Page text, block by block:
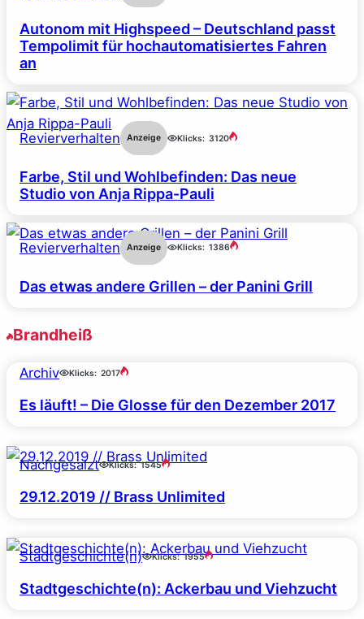
Autonom mit Highspeed – Deutschland passt
Tempolimit für hochautomatisiertes Fahren
an
Revierverhalten Anzeige Klicks: 3120
Farbe, Stil und Wohlbefinden: Das neue
Studio von Anja Rippa-Pauli
Revierverhalten Anzeige Klicks: 1386
Das etwas andere Grillen – der Panini Grill
Brandheiß
Archiv Klicks: 2017
Es läuft! – Die Glosse für den Dezember 2017
Nachgesalzt Klicks: 1545
29.12.2019 // Brass Unlimited
Stadtgeschichte(n) Klicks: 1955
Stadtgeschichte(n): Ackerbau und Viehzucht